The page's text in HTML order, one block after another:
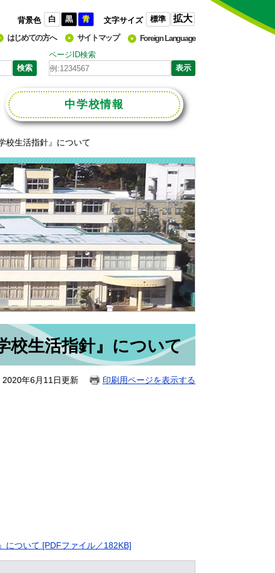
背景色 白 黒 青 文字サイズ 標準 拡大
はじめての方へ サイトマップ
Foreign Language
ページID検索
中学校情報
校生活指針』について
校生活指針』について
2020年6月11日更新 印刷用ページを表示する
について [PDFファイル／182KB]